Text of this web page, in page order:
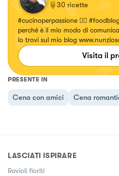
30 ricette
#cucinoperpassione ❤️‍🔥
perché è il mio modo di
lo trovi sul mio blog
Visita il
PRESENTE IN
Cena con amici Cena
LASCIATI ISPIRARE
Ravioli fioriti